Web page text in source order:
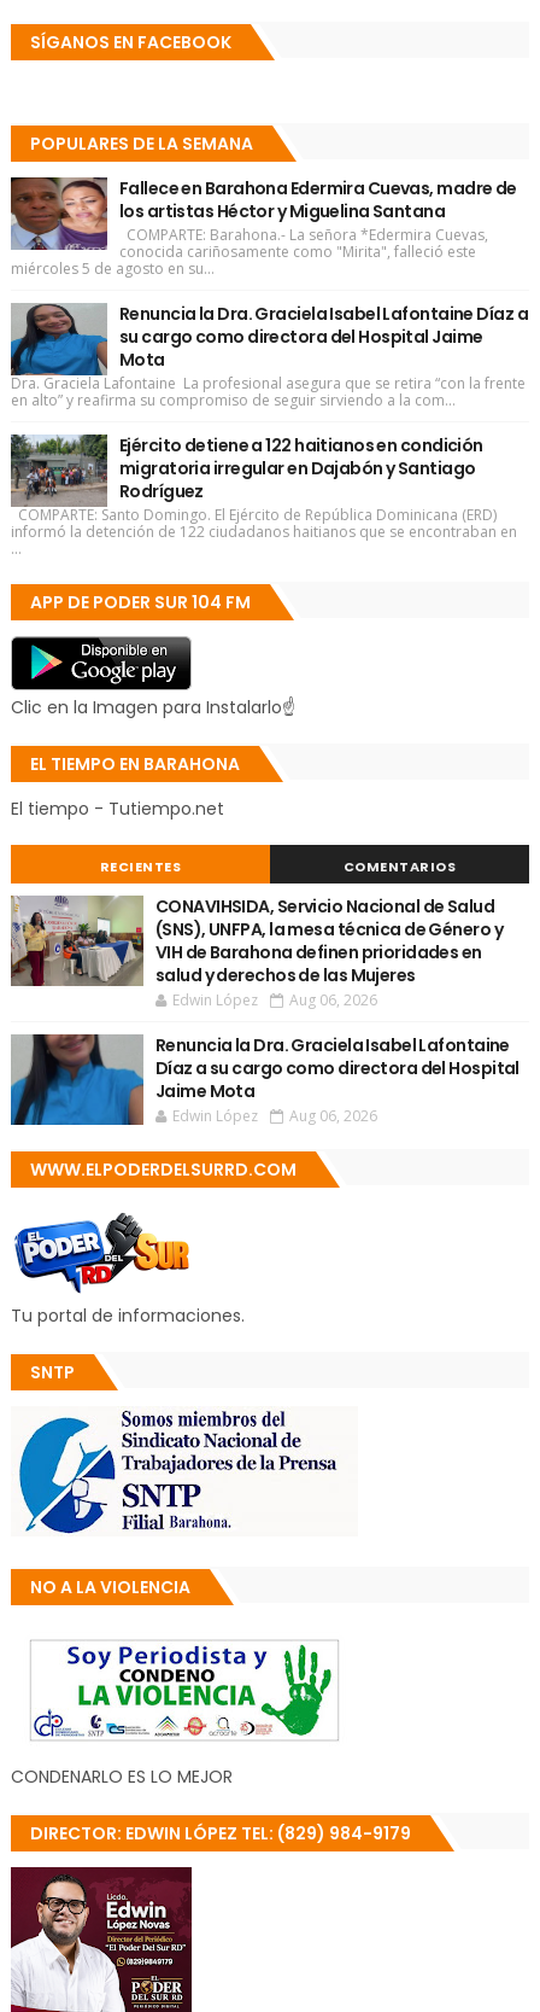
SÍGANOS EN FACEBOOK
POPULARES DE LA SEMANA
Fallece en Barahona Edermira Cuevas, madre de
los artistas Héctor y Miguelina Santana
COMPARTE: Barahona.- La señora *Edermira Cuevas,
conocida cariñosamente como "Mirita", falleció este
miércoles 5 de agosto en su...
Renuncia la Dra. Graciela Isabel Lafontaine Díaz a
su cargo como directora del Hospital Jaime
Mota
Dra. Graciela Lafontaine La profesional asegura que se retira “con la frente
en alto” y reafirma su compromiso de seguir sirviendo a la com...
Ejército detiene a 122 haitianos en condición
migratoria irregular en Dajabón y Santiago
Rodríguez
COMPARTE: Santo Domingo. El Ejército de República Dominicana (ERD)
informó la detención de 122 ciudadanos haitianos que se encontraban en
...
APP DE PODER SUR 104 FM
Clic en la Imagen para Instalarlo☝
EL TIEMPO EN BARAHONA
El tiempo - Tutiempo.net
RECIENTES COMENTARIOS
CONAVIHSIDA, Servicio Nacional de Salud
(SNS), UNFPA, la mesa técnica de Género y
VIH de Barahona definen prioridades en
salud y derechos de las Mujeres
Edwin López Aug 06, 2026
Renuncia la Dra. Graciela Isabel Lafontaine
Díaz a su cargo como directora del Hospital
Jaime Mota
Edwin López Aug 06, 2026
WWW.ELPODERDELSURRD.COM
Tu portal de informaciones.
SNTP
NO A LA VIOLENCIA
CONDENARLO ES LO MEJOR
DIRECTOR: EDWIN LÓPEZ TEL: (829) 984-9179